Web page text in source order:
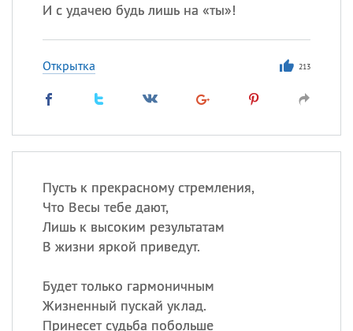
И с удачею будь лишь на «ты»!
Открытка 213
Пусть к прекрасному стремления,
Что Весы тебе дают,
Лишь к высоким результатам
В жизни яркой приведут.
Будет только гармоничным
Жизненный пускай уклад.
Принесет судьба побольше